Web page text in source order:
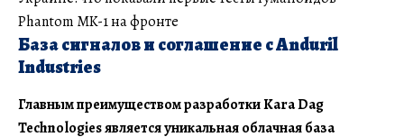
Phantom MK-1 на фронте
База сигналов и соглашение с Anduril
Industries
Главным преимуществом разработки Kara Dag
Technologies является уникальная облачная база